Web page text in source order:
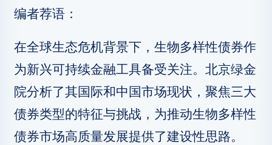
编者荐语：
在全球生态危机背景下，生物多样性债券作
为新兴可持续金融工具备受关注。北京绿金
院分析了其国际和中国市场现状，聚焦三大
债券类型的特征与挑战，为推动生物多样性
债券市场高质量发展提供了建设性思路。